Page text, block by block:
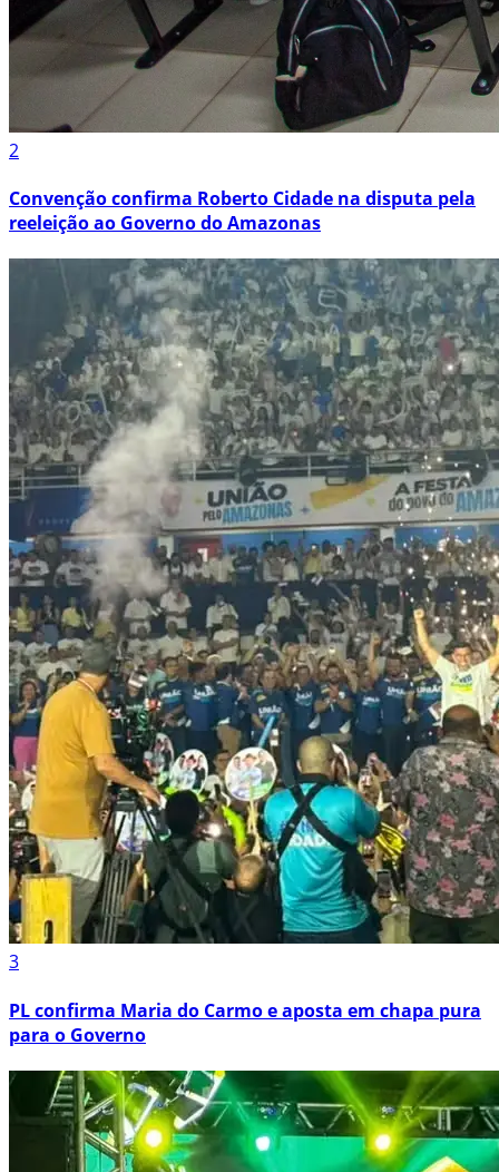
2
Convenção confirma Roberto Cidade na disputa pela
reeleição ao Governo do Amazonas
3
PL confirma Maria do Carmo e aposta em chapa pura
para o Governo